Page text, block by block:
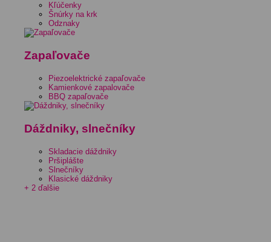
Kľúčenky
Šnúrky na krk
Odznaky
Zapaľovače
Piezoelektrické zapaľovače
Kamienkové zapalovače
BBQ zapaľovače
Dáždniky, slnečníky
Skladacie dáždniky
Pršiplášte
Slnečníky
Klasické dáždniky
+ 2 ďalšie